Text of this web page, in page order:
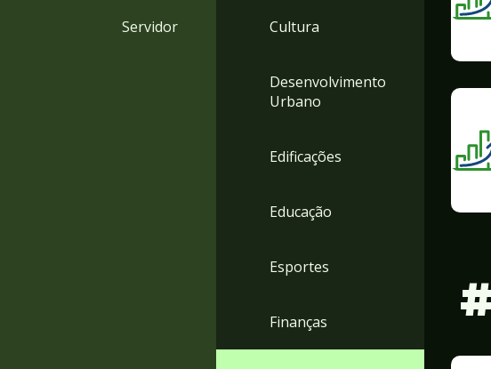
Servidor Cultura
Desenvolvimento
Urbano
Edificações
Educação
Esportes
Finanças